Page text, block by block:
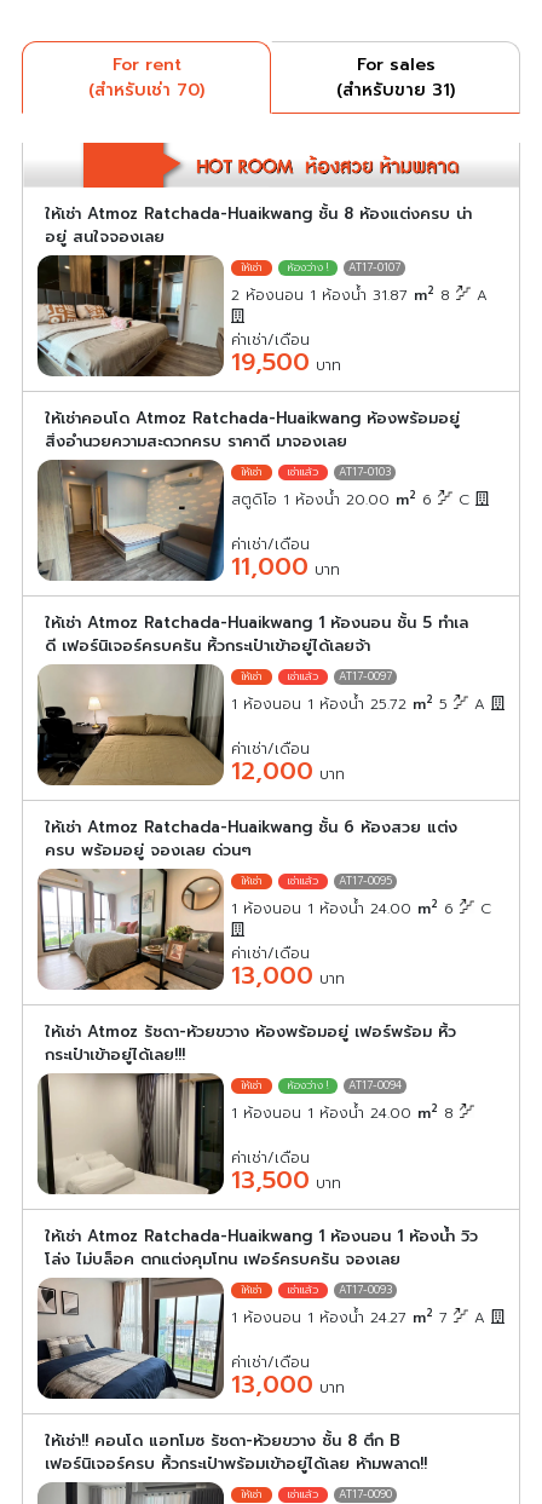
For rent
(สำหรับเช่า 70)
For sales
(สำหรับขาย 31)
ให้เช่า Atmoz Ratchada-Huaikwang ชั้น 8 ห้องแต่งครบ น่า
อยู่ สนใจจองเลย
AT17-0107
2 ห้องนอน 1 ห้องน้ำ 31.87 m2 8 A
ค่าเช่า/เดือน
19,500 บาท
ให้เช่าคอนโด Atmoz Ratchada-Huaikwang ห้องพร้อมอยู่
สิ่งอำนวยความสะดวกครบ ราคาดี มาจองเลย
AT17-0103
สตูดิโอ 1 ห้องน้ำ 20.00 m2 6 C
ค่าเช่า/เดือน
11,000 บาท
ให้เช่า Atmoz Ratchada-Huaikwang 1 ห้องนอน ชั้น 5 ทำเล
ดี เฟอร์นิเจอร์ครบครัน หิ้วกระเป๋าเข้าอยู่ได้เลยจ้า
AT17-0097
1 ห้องนอน 1 ห้องน้ำ 25.72 m2 5 A
ค่าเช่า/เดือน
12,000 บาท
ให้เช่า Atmoz Ratchada-Huaikwang ชั้น 6 ห้องสวย แต่ง
ครบ พร้อมอยู่ จองเลย ด่วนๆ
AT17-0095
1 ห้องนอน 1 ห้องน้ำ 24.00 m2 6 C
ค่าเช่า/เดือน
13,000 บาท
ให้เช่า Atmoz รัชดา-ห้วยขวาง ห้องพร้อมอยู่ เฟอร์พร้อม หิ้ว
กระเป๋าเข้าอยู่ได้เลย!!!
AT17-0094
1 ห้องนอน 1 ห้องน้ำ 24.00 m2 8
ค่าเช่า/เดือน
13,500 บาท
ให้เช่า Atmoz Ratchada-Huaikwang 1 ห้องนอน 1 ห้องน้ำ วิว
โล่ง ไม่บล็อค ตกแต่งคุมโทน เฟอร์ครบครัน จองเลย
AT17-0093
1 ห้องนอน 1 ห้องน้ำ 24.27 m2 7 A
ค่าเช่า/เดือน
13,000 บาท
ให้เช่า!! คอนโด แอทโมซ รัชดา-ห้วยขวาง ชั้น 8 ตึก B
เฟอร์นิเจอร์ครบ หิ้วกระเป๋าพร้อมเข้าอยู่ได้เลย ห้ามพลาด!!
AT17-0090